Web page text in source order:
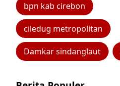
bpn kab cirebon
ciledug metropolitan
Damkar sindanglaut